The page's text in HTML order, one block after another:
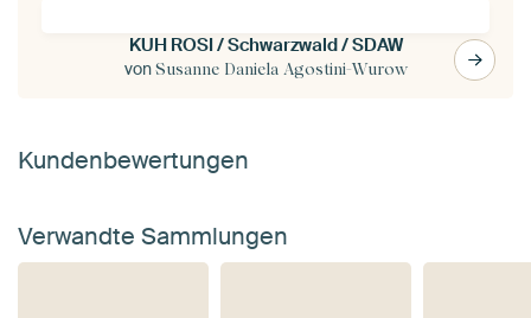
KUH ROSI / Schwarzwald / SDAW
vonSusanne Daniela Agostini-Wurow
Kundenbewertungen
Verwandte Sammlungen